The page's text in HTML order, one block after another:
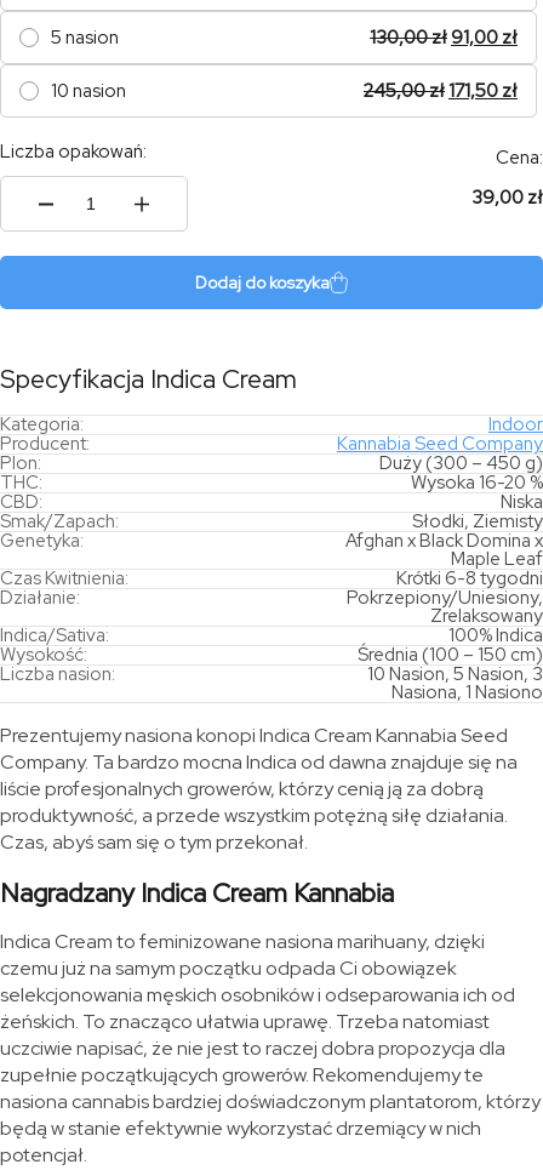
5 nasion 130,00zł91,00 zł
10 nasion 245,00zł171,50 zł
Liczba opakowań:
ilość
Cena:
39,00 zł
Dodaj do koszyka
Specyfikacja Indica Cream
Kategoria:
Indoor
Producent:
Kannabia Seed Company
Plon:
Duży (300 – 450 g)
THC:
Wysoka 16-20 %
CBD:
Niska
Smak/Zapach:
Słodki, Ziemisty
Genetyka:
Afghan x Black Domina x
Maple Leaf
Czas Kwitnienia:
Krótki 6-8 tygodni
Działanie:
Pokrzepiony/Uniesiony,
Zrelaksowany
Indica/Sativa:
100% Indica
Wysokość:
Średnia (100 – 150 cm)
Liczba nasion:
10 Nasion, 5 Nasion, 3
Nasiona, 1 Nasiono
Prezentujemy nasiona konopi Indica Cream Kannabia Seed
Company. Ta bardzo mocna Indica od dawna znajduje się na
liście profesjonalnych growerów, którzy cenią ją za dobrą
produktywność, a przede wszystkim potężną siłę działania.
Czas, abyś sam się o tym przekonał.
Nagradzany Indica Cream Kannabia
Indica Cream to feminizowane nasiona marihuany, dzięki
czemu już na samym początku odpada Ci obowiązek
selekcjonowania męskich osobników i odseparowania ich od
żeńskich. To znacząco ułatwia uprawę. Trzeba natomiast
uczciwie napisać, że nie jest to raczej dobra propozycja dla
zupełnie początkujących growerów. Rekomendujemy te
nasiona cannabis bardziej doświadczonym plantatorom, którzy
będą w stanie efektywnie wykorzystać drzemiący w nich
potencjał.